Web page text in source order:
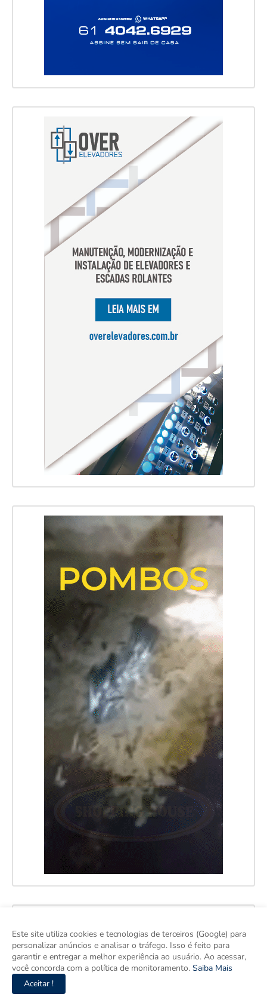
Este site utiliza cookies e tecnologias de terceiros (Google) para
personalizar anúncios e analisar o tráfego. Isso é feito para
garantir e entregar a melhor experiência ao usuário. Ao acessar,
você concorda com a política de monitoramento. Saiba Mais
Aceitar !